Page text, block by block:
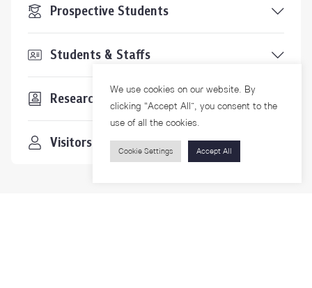
Prospective Students
Students & Staffs
Researchers
Visitors
We use cookies on our website. By
clicking “Accept All”, you consent to the
use of all the cookies.
Cookie Settings Accept All